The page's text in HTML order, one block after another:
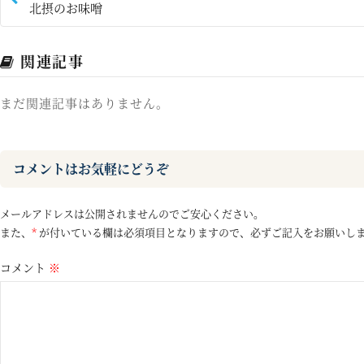
北摂のお味噌
関連記事
まだ関連記事はありません。
コメントはお気軽にどうぞ
メールアドレスは公開されませんのでご安心ください。
また、 * が付いている欄は必須項目となりますので、必ずご記入をお願いし
コメント ※